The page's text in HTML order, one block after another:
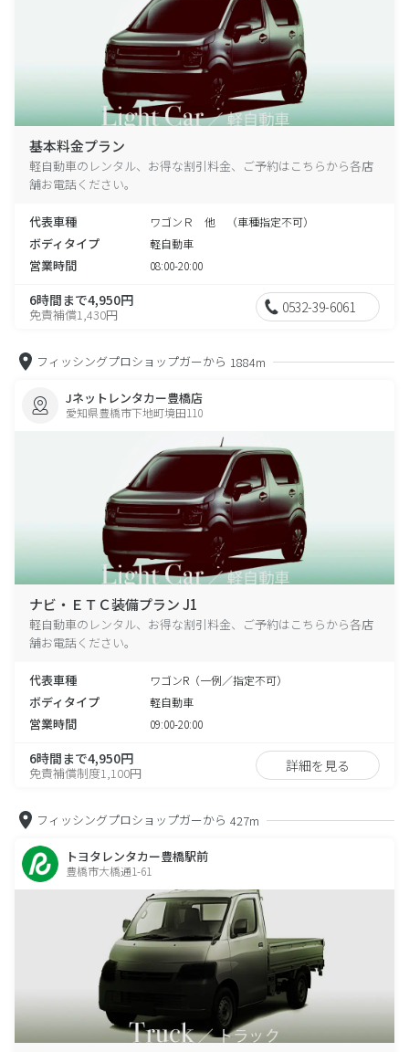
基本料金プラン
軽自動車のレンタル、お得な割引料金、ご予約はこちらから各店
舗お電話ください。
代表車種 ワゴンＲ 他 （車種指定不可）
ボディタイプ 軽自動車
営業時間 08:00-20:00
6時間まで4,950円
免責補償1,430円 0532-39-6061
フィッシングプロショップガーから 1884m
Jネットレンタカー豊橋店
愛知県豊橋市下地町境田110
ナビ・ＥＴＣ装備プラン J1
軽自動車のレンタル、お得な割引料金、ご予約はこちらから各店
舗お電話ください。
代表車種 ワゴンR（一例／指定不可）
ボディタイプ 軽自動車
営業時間 09:00-20:00
6時間まで4,950円
免責補償制度1,100円 詳細を見る
フィッシングプロショップガーから 427m
トヨタレンタカー豊橋駅前
豊橋市大橋通1-61